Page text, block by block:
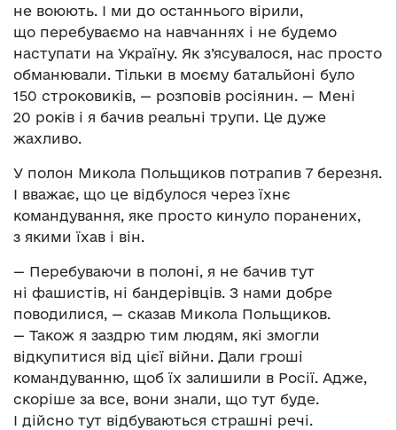
не воюють. І ми до останнього вірили,
що перебуваємо на навчаннях і не будемо
наступати на Україну. Як з’ясувалося, нас просто
обманювали. Тільки в моєму батальйоні було
150 строковиків, — розповів росіянин. — Мені
20 років і я бачив реальні трупи. Це дуже
жахливо.
У полон Микола Польщиков потрапив 7 березня.
І вважає, що це відбулося через їхнє
командування, яке просто кинуло поранених,
з якими їхав і він.
— Перебуваючи в полоні, я не бачив тут
ні фашистів, ні бандерівців. З нами добре
поводилися, — сказав Микола Польщиков.
— Також я заздрю тим людям, які змогли
відкупитися від цієї війни. Дали гроші
командуванню, щоб їх залишили в Росії. Адже,
скоріше за все, вони знали, що тут буде.
І дійсно тут відбуваються страшні речі.